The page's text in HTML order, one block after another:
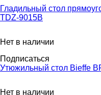
Гладильный стол
TDZ-9015B
Нет в наличии
Подписаться
Утюжильный стол Bieffe
Нет в наличии